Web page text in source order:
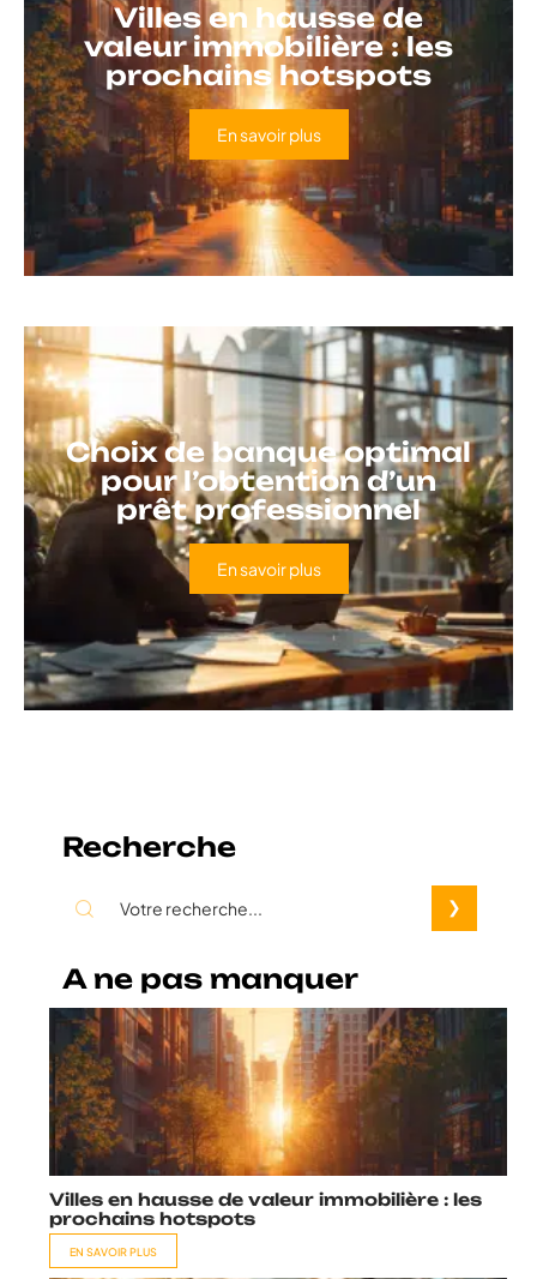
Villes en hausse de
valeur immobilière : les
prochains hotspots
En savoir plus
Choix de banque optimal
pour l’obtention d’un
prêt professionnel
En savoir plus
Recherche
A ne pas manquer
Villes en hausse de valeur immobilière : les
prochains hotspots
EN SAVOIR PLUS